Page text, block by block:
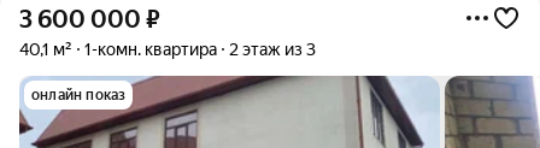
3 600 000 ₽
40,1 м² 1-комн. квартира 2 этаж из 3
онлайн показ